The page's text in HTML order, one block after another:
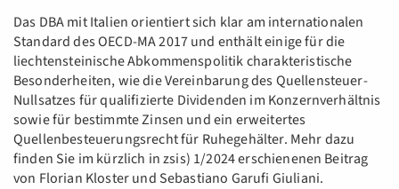
Das DBA mit Italien orientiert sich klar am internationalen
Standard des OECD-MA 2017 und enthält einige für die
liechtensteinische Abkommenspolitik charakteristische
Besonderheiten, wie die Vereinbarung des Quellensteuer-
Nullsatzes für qualifizierte Dividenden im Konzernverhältnis
sowie für bestimmte Zinsen und ein erweitertes
Quellenbesteuerungsrecht für Ruhegehälter. Mehr dazu
finden Sie im kürzlich in zsis) 1/2024 erschienenen Beitrag
von Florian Kloster und Sebastiano Garufi Giuliani.